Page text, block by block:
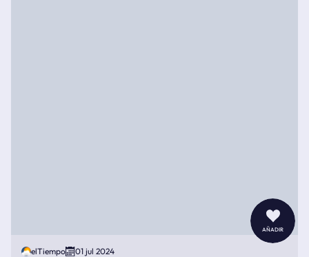
añadir
elTiempo 01 jul 2024